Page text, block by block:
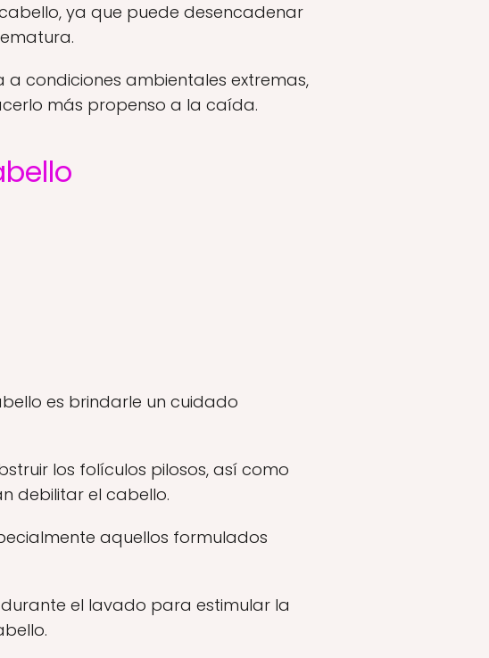
ya que puede desencadenar
condiciones ambientales extremas,
más propenso a la caída.
es brindarle un cuidado
los folículos pilosos, así como
debilitar el cabello.
aquellos formulados
el lavado para estimular la